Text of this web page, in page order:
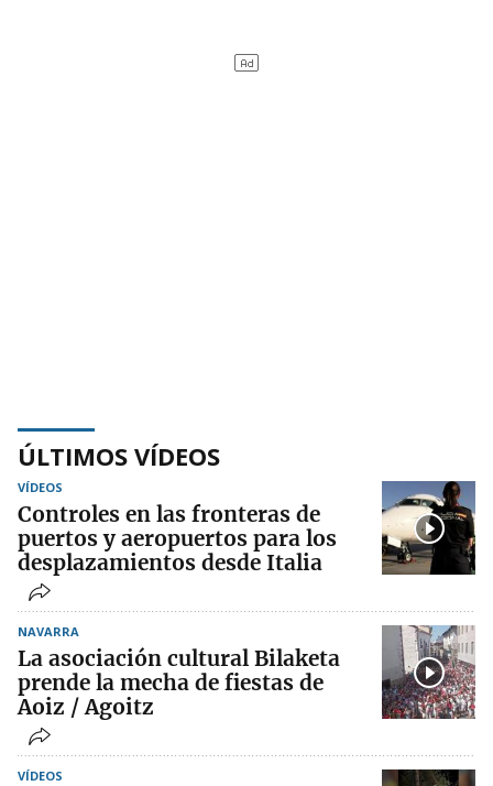
ÚLTIMOS VÍDEOS
VÍDEOS
Controles en las fronteras de
puertos y aeropuertos para los
desplazamientos desde Italia
NAVARRA
La asociación cultural Bilaketa
prende la mecha de fiestas de
Aoiz / Agoitz
VÍDEOS